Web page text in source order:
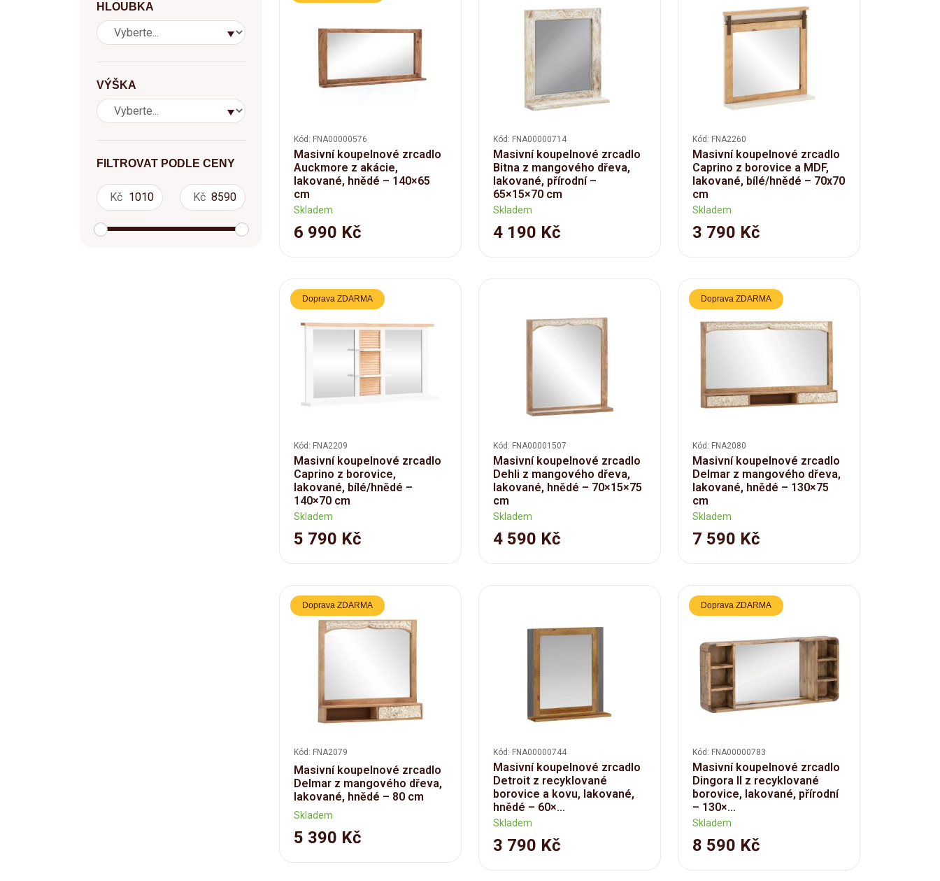
HLOUBKA
VÝŠKA
FILTROVAT PODLE CENY
Kč Kč
Kód: FNA00000576
Masivní koupelnové zrcadlo
Auckmore z akácie,
lakované, hnědé – 140×65
cm
Skladem
6 990 Kč
Kód: FNA00000714
Masivní koupelnové zrcadlo
Bitna z mangového dřeva,
lakované, přírodní –
65×15×70 cm
Skladem
4 190 Kč
Kód: FNA2260
Masivní koupelnové zrcadlo
Caprino z borovice a MDF,
lakované, bílé/hnědé – 70x70
cm
Skladem
3 790 Kč
Doprava ZDARMA
Kód: FNA2209
Masivní koupelnové zrcadlo
Caprino z borovice,
lakované, bílé/hnědé –
140×70 cm
Skladem
5 790 Kč
Kód: FNA00001507
Masivní koupelnové zrcadlo
Dehli z mangového dřeva,
lakované, hnědé – 70×15×75
cm
Skladem
4 590 Kč
Doprava ZDARMA
Kód: FNA2080
Masivní koupelnové zrcadlo
Delmar z mangového dřeva,
lakované, hnědé – 130×75
cm
Skladem
7 590 Kč
Doprava ZDARMA
Kód: FNA2079
Masivní koupelnové zrcadlo
Delmar z mangového dřeva,
lakované, hnědé – 80 cm
Skladem
5 390 Kč
Kód: FNA00000744
Masivní koupelnové zrcadlo
Detroit z recyklované
borovice a kovu, lakované,
hnědé – 60×...
Skladem
3 790 Kč
Doprava ZDARMA
Kód: FNA00000783
Masivní koupelnové zrcadlo
Dingora II z recyklované
borovice, lakované, přírodní
– 130×...
Skladem
8 590 Kč